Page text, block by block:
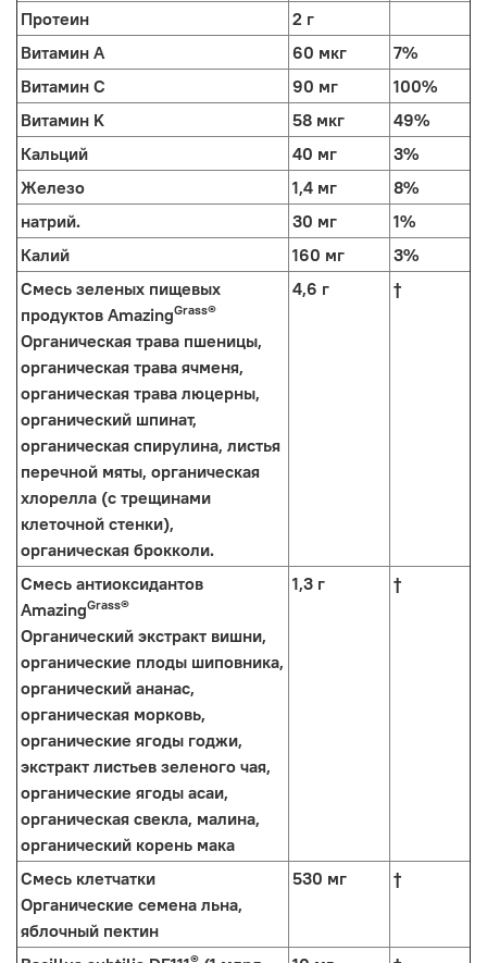
Протеин
2 г
Витамин A
60 мкг
7%
Витамин C
90 мг
100%
Витамин K
58 мкг
49%
Кальций
40 мг
3%
Железо
1,4 мг
8%
натрий.
30 мг
1%
Калий
160 мг
3%
Смесь зеленых пищевых
продуктов AmazingGrass®
Органическая трава пшеницы,
органическая трава ячменя,
органическая трава люцерны,
органический шпинат,
органическая спирулина, листья
перечной мяты, органическая
хлорелла (с трещинами
клеточной стенки),
органическая брокколи.
4,6 г †
Смесь антиоксидантов
AmazingGrass®
Органический экстракт вишни,
органические плоды шиповника,
органический ананас,
органическая морковь,
органические ягоды годжи,
экстракт листьев зеленого чая,
органические ягоды асаи,
органическая свекла, малина,
органический корень мака
1,3 г †
Смесь клетчатки
Органические семена льна,
яблочный пектин
530 мг †
®